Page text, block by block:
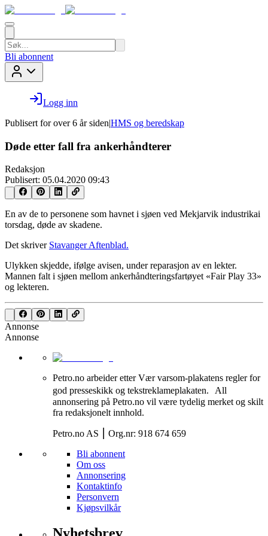
Bli abonnent
Logg inn
Publisert for over 6 år siden|HMS og beredskap
Døde etter fall fra ankerhåndterer
Redaksjon
Publisert: 05.04.2020 09:43
En av de to personene som havnet i sjøen ved Mekjarvik industrikai
torsdag, døde av skadene.
Det skriver Stavanger Aftenblad.
Ulykken skjedde, ifølge avisen, under reparasjon av en lekter.
Mannen falt i sjøen mellom ankerhåndteringsfartøyet «Fair Play 33»
og lekteren.
Annonse
Annonse
Petro.no arbeider etter Vær varsom-plakatens regler for
god presseskikk og tekstreklameplakaten. All
annonsering på Petro.no vil være tydelig merket og skilt
fra redaksjonelt innhold.
Petro.no AS ⎮ Org.nr: 918 674 659
Bli abonnent
Om oss
Annonsering
Kontaktinfo
Personvern
Kjøpsvilkår